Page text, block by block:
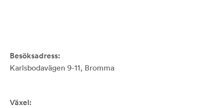
Besöksadress:
Karlsbodavägen 9-11, Bromma
Växel: